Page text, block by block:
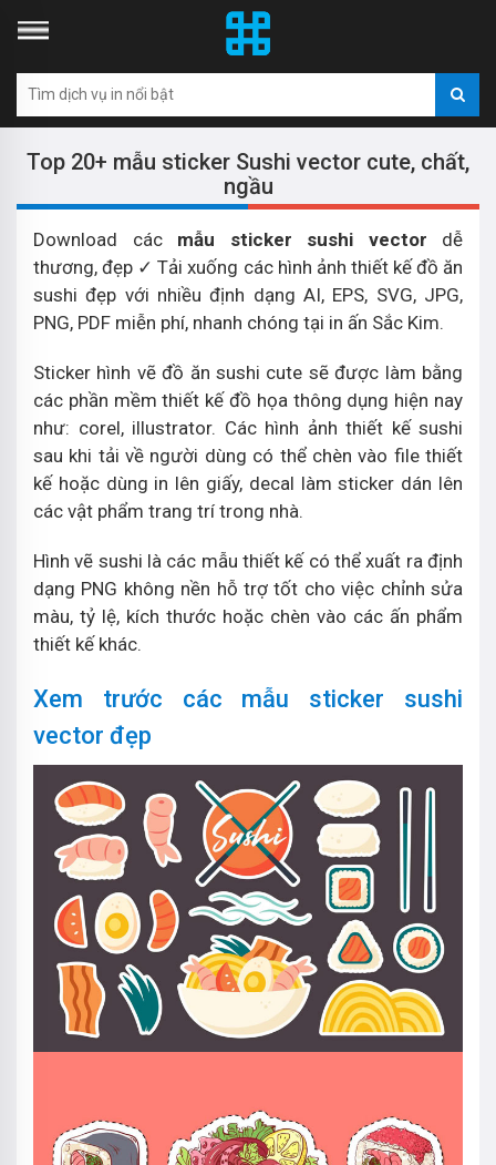
Top 20+ mẫu sticker Sushi vector cute, chất,
ngầu
Download các mẫu sticker sushi vector dễ
thương, đẹp ✓ Tải xuống các hình ảnh thiết kế đồ ăn
sushi đẹp với nhiều định dạng AI, EPS, SVG, JPG,
PNG, PDF miễn phí, nhanh chóng tại in ấn Sắc Kim.
Sticker hình vẽ đồ ăn sushi cute sẽ được làm bằng
các phần mềm thiết kế đồ họa thông dụng hiện nay
như: corel, illustrator. Các hình ảnh thiết kế sushi
sau khi tải về người dùng có thể chèn vào file thiết
kế hoặc dùng in lên giấy, decal làm sticker dán lên
các vật phẩm trang trí trong nhà.
Hình vẽ sushi là các mẫu thiết kế có thể xuất ra định
dạng PNG không nền hỗ trợ tốt cho việc chỉnh sửa
màu, tỷ lệ, kích thước hoặc chèn vào các ấn phẩm
thiết kế khác.
Xem trước các mẫu sticker sushi
vector đẹp